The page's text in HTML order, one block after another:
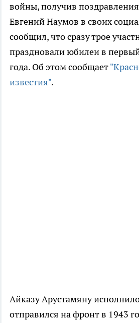
войны, получив
Евгений Наумов в своих
сообщил, что сразу трое
праздновали юбилеи в
года. Об этом сообщает
известия".
Айказу Арустамяну
отправился на фронт в 1943